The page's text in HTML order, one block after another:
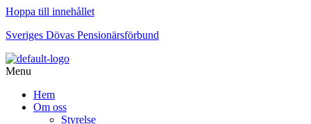
Hoppa till innehållet
Sveriges Dövas Pensionärsförbund
Menu
Hem
Om oss
Styrelse